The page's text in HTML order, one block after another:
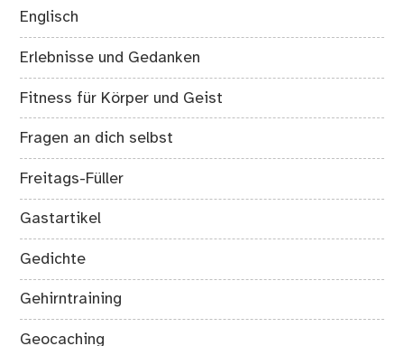
Englisch
Erlebnisse und Gedanken
Fitness für Körper und Geist
Fragen an dich selbst
Freitags-Füller
Gastartikel
Gedichte
Gehirntraining
Geocaching